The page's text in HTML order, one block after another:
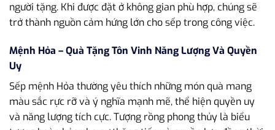
người tặng. Khi được đặt ở không gian phù hợp, chúng sẽ
trở thành nguồn cảm hứng lớn cho sếp trong công việc.
Mệnh Hỏa – Quà Tặng Tôn Vinh Năng Lượng Và Quyền
Uy
Sếp mệnh Hỏa thường yêu thích những món quà mang
màu sắc rực rỡ và ý nghĩa mạnh mẽ, thể hiện quyền uy
và năng lượng tích cực. Tượng rồng phong thủy là biểu